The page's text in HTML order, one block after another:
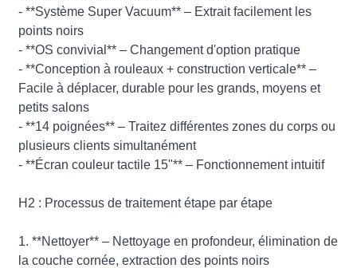
- **Système Super Vacuum** – Extrait facilement les
points noirs
- **OS convivial** – Changement d'option pratique
- **Conception à rouleaux + construction verticale** –
Facile à déplacer, durable pour les grands, moyens et
petits salons
- **14 poignées** – Traitez différentes zones du corps ou
plusieurs clients simultanément
- **Écran couleur tactile 15"** – Fonctionnement intuitif
H2 : Processus de traitement étape par étape
1. **Nettoyer** – Nettoyage en profondeur, élimination de
la couche cornée, extraction des points noirs